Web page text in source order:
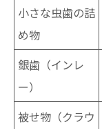
小さな虫歯の詰
め物
銀歯（インレ
ー）
被せ物（クラウ